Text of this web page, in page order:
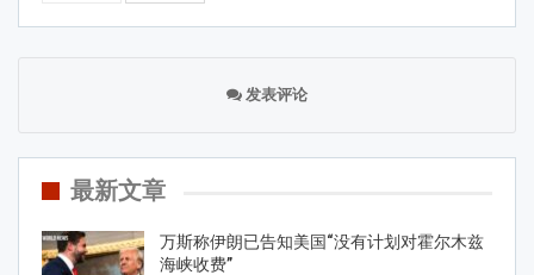
发表评论
最新文章
万斯称伊朗已告知美国“没有计划对霍尔木兹
海峡收费”